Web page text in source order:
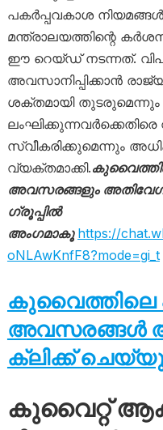
പകർപ്പവകാശ
മന്ത്രാലയത്തിന്റെ
ഈ റെയ്ഡ് നടന്നത്.
അവസാനിപ്പിക്കാൻ
ശക്തമായി തുടരുമെന്നും
ലംഘിക്കുന്നവർക്കെതിരെ
സ്വീകരിക്കുമെന്നും
വ്യക്തമാക്കി.
അവസരങ്ങളും
ഗ്രൂപ്പിൽ
അംഗമാകൂ https://
oNLAwKnfF8?mode=gi_t
കുവൈത്തിലെ
അവസരങ്ങൾ
ക്ലിക്ക്
കുവൈറ്റ്